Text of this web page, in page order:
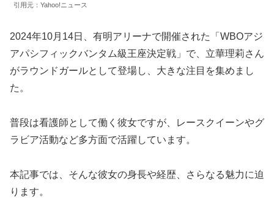
引用元：Yahoo!ニュース
2024年10月14日、有明アリーナで開催された「WBOアジ
アパシフィックバンタム級王座決定戦」で、立華理莉さん
がラウンドガールとして登場し、大きな注目を集めまし
た。
普段は看護師として働く彼女ですが、レースクイーンやグ
ラビア活動など多方面で活躍しています。
本記事では、そんな彼女の身長や経歴、さらなる魅力に迫
ります。